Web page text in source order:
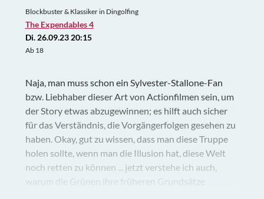
Blockbuster & Klassiker in Dingolfing
The Expendables 4
Di. 26.09.23 20:15
Ab 18
Naja, man muss schon ein Sylvester-Stallone-Fan
bzw. Liebhaber dieser Art von Actionfilmen sein, um
der Story etwas abzugewinnen; es hilft auch sicher
für das Verständnis, die Vorgängerfolgen gesehen zu
haben. Okay, gut zu wissen, dass man diese Truppe
holen sollte, wenn man die Illusion hat, diese Welt
noch retten zu können ... jetzt verstehe ich auch,
warum die Grünen ihre früheren Grundsätze